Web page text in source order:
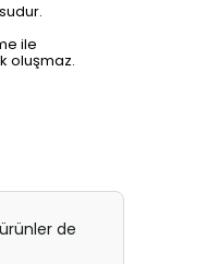
ile
oluşmaz.
de